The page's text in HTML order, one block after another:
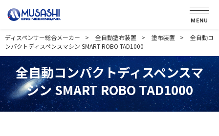
MENU
ディスペンサー総合メーカー 全自動塗布装置 塗布装置
全自動コ
ンパクトディスペンスマシン SMART ROBO TAD1000
全自動コンパクトディスペンスマ
シン SMART ROBO TAD1000